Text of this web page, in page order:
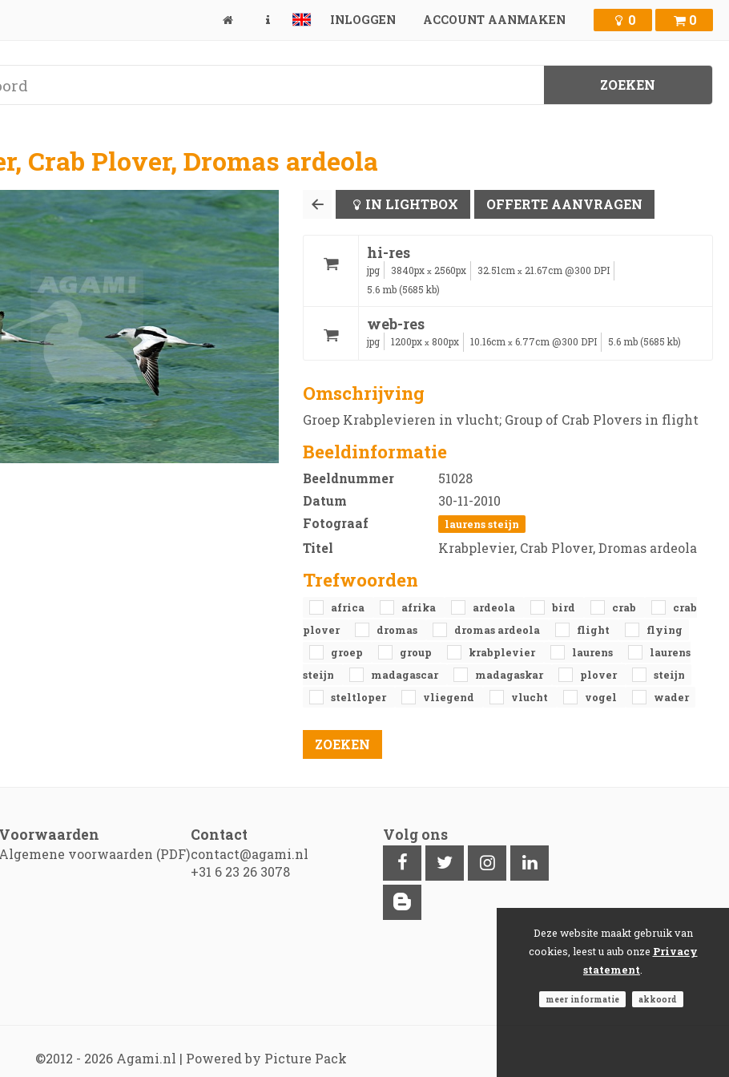
INLOGGEN ACCOUNT AANMAKEN 0 0
Crab Plover, Dromas ardeola
IN LIGHTBOX OFFERTE AANVRAGEN
hi-res
jpg 3840px x 2560px 32.51cm x 21.67cm @300 DPI
5.6 mb (5685 kb)
web-res
jpg 1200px x 800px 10.16cm x 6.77cm @300 DPI 5.6 mb (5685 kb)
Omschrijving
Groep Krabplevieren in vlucht; Group of Crab Plovers in flight
Beeldinformatie
Beeldnummer
51028
Datum
30-11-2010
Fotograaf
laurens steijn
Titel Krabplevier, Crab Plover, Dromas ardeola
Trefwoorden
africa afrika ardeola bird crab
crab
plover
dromas dromas ardeola flight
flying
groep
group krabplevier laurens
laurens
steijn
madagascar madagaskar plover
steijn
steltloper
vliegend vlucht vogel wader
Voorwaarden
Algemene voorwaarden (PDF)
Contact
contact@agami.nl
+31 6 23 26 3078
Volg ons
©2012 - 2026 Agami.nl | Powered by Picture Pack
Deze website maakt gebruik van
cookies, leest u aub onze Privacy
statement
meer informatie akkoord